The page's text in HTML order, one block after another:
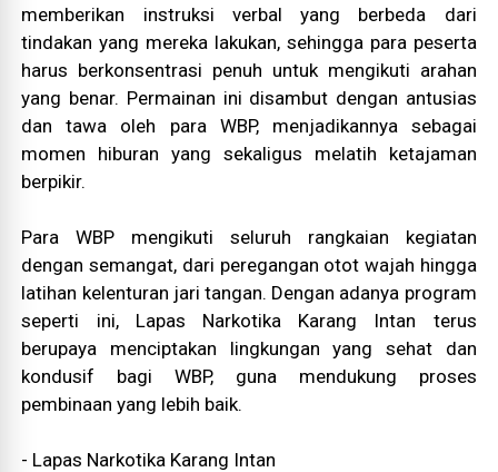
memberikan instruksi verbal yang berbeda dari
tindakan yang mereka lakukan, sehingga para peserta
harus berkonsentrasi penuh untuk mengikuti arahan
yang benar. Permainan ini disambut dengan antusias
dan tawa oleh para WBP, menjadikannya sebagai
momen hiburan yang sekaligus melatih ketajaman
berpikir.
Para WBP mengikuti seluruh rangkaian kegiatan
dengan semangat, dari peregangan otot wajah hingga
latihan kelenturan jari tangan. Dengan adanya program
seperti ini, Lapas Narkotika Karang Intan terus
berupaya menciptakan lingkungan yang sehat dan
kondusif bagi WBP, guna mendukung proses
pembinaan yang lebih baik.
- Lapas Narkotika Karang Intan